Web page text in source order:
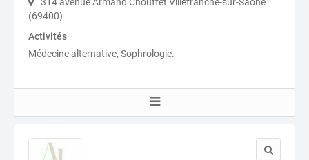
(69400)
Activités
Médecine alternative, Sophrologie.